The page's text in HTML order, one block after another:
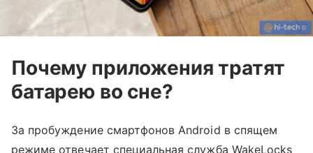
Почему приложения тратят
батарею во сне?
За пробуждение смартфонов Android в спящем
режиме отвечает специальная служба WakeLocks